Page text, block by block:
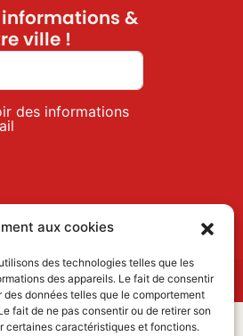
aux cookies
des technologies telles que les
des appareils. Le fait de consentir
données telles que le comportement
fait de ne pas consentir ou de retirer son
certaines caractéristiques et fonctions.
informations &
ville !
des informations